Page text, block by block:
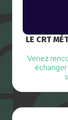
LE CRT
Venez